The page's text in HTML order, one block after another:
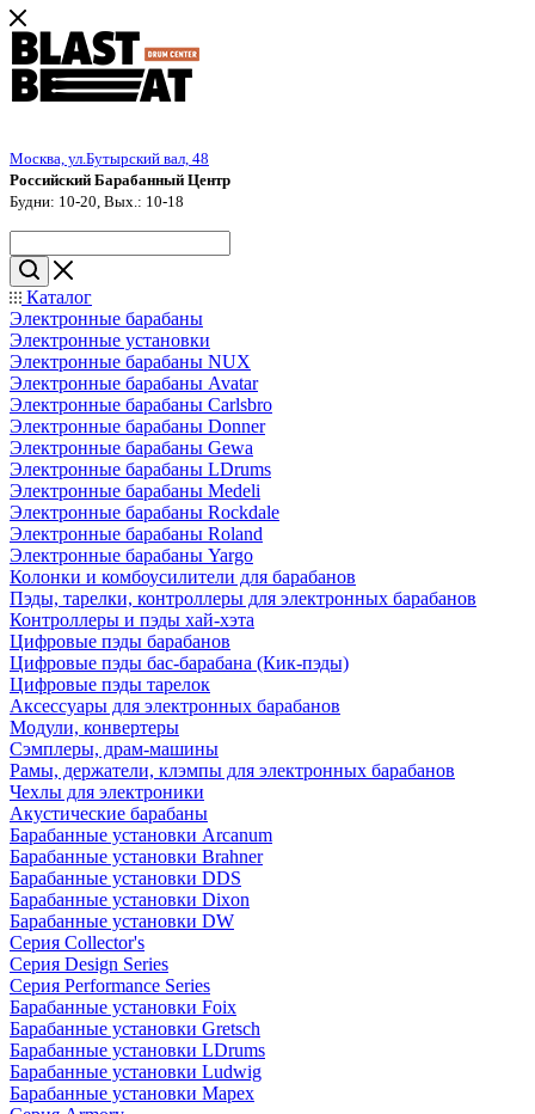
Москва, ул.Бутырский вал, 48
Российский Барабанный Центр
Будни: 10-20, Вых.: 10-18
Каталог
Электронные барабаны
Электронные установки
Электронные барабаны NUX
Электронные барабаны Avatar
Электронные барабаны Carlsbro
Электронные барабаны Donner
Электронные барабаны Gewa
Электронные барабаны LDrums
Электронные барабаны Medeli
Электронные барабаны Rockdale
Электронные барабаны Roland
Электронные барабаны Yargo
Колонки и комбоусилители для барабанов
Пэды, тарелки, контроллеры для электронных барабанов
Контроллеры и пэды хай-хэта
Цифровые пэды барабанов
Цифровые пэды бас-барабана (Кик-пэды)
Цифровые пэды тарелок
Аксессуары для электронных барабанов
Модули, конвертеры
Сэмплеры, драм-машины
Рамы, держатели, клэмпы для электронных барабанов
Чехлы для электроники
Акустические барабаны
Барабанные установки Arcanum
Барабанные установки Brahner
Барабанные установки DDS
Барабанные установки Dixon
Барабанные установки DW
Серия Collector's
Серия Design Series
Серия Performance Series
Барабанные установки Foix
Барабанные установки Gretsch
Барабанные установки LDrums
Барабанные установки Ludwig
Барабанные установки Mapex